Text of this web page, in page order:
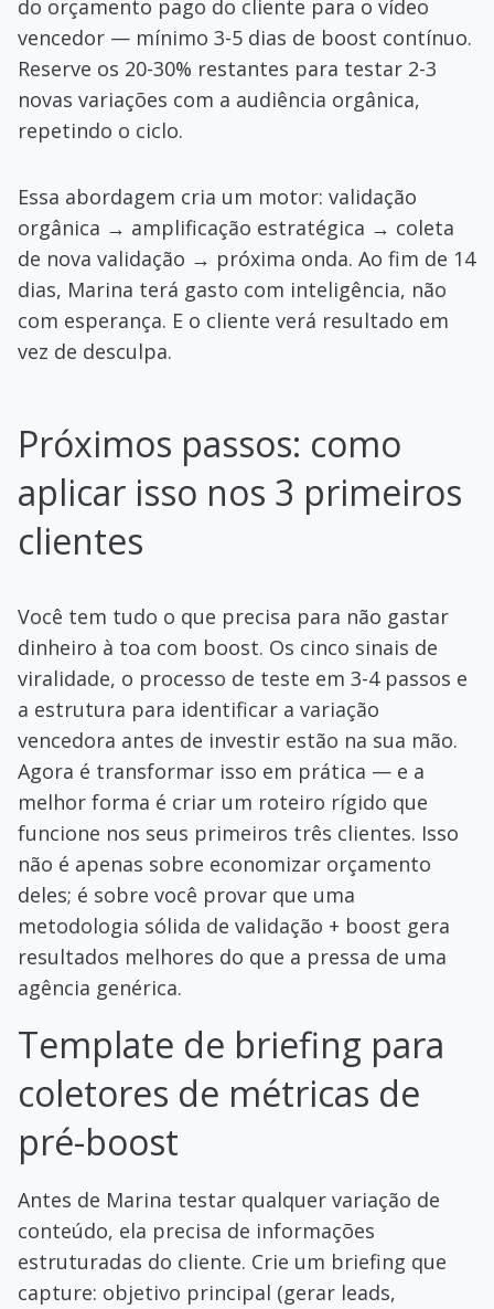
do orçamento pago do cliente para o vídeo
vencedor — mínimo 3-5 dias de boost contínuo.
Reserve os 20-30% restantes para testar 2-3
novas variações com a audiência orgânica,
repetindo o ciclo.
Essa abordagem cria um motor: validação
orgânica → amplificação estratégica → coleta
de nova validação → próxima onda. Ao fim de 14
dias, Marina terá gasto com inteligência, não
com esperança. E o cliente verá resultado em
vez de desculpa.
Próximos passos: como
aplicar isso nos 3 primeiros
clientes
Você tem tudo o que precisa para não gastar
dinheiro à toa com boost. Os cinco sinais de
viralidade, o processo de teste em 3-4 passos e
a estrutura para identificar a variação
vencedora antes de investir estão na sua mão.
Agora é transformar isso em prática — e a
melhor forma é criar um roteiro rígido que
funcione nos seus primeiros três clientes. Isso
não é apenas sobre economizar orçamento
deles; é sobre você provar que uma
metodologia sólida de validação + boost gera
resultados melhores do que a pressa de uma
agência genérica.
Template de briefing para
coletores de métricas de
pré-boost
Antes de Marina testar qualquer variação de
conteúdo, ela precisa de informações
estruturadas do cliente. Crie um briefing que
capture: objetivo principal (gerar leads,